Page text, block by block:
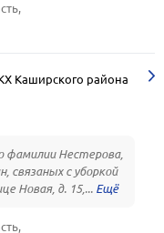
Каширского района
фамилии Нестерова,
связаных с уборкой
Новая, д. 15,...